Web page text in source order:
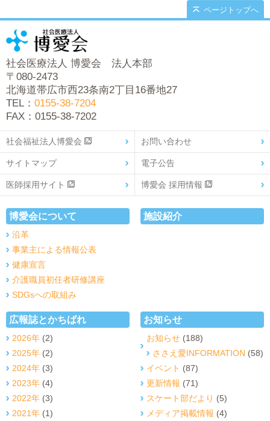
ページトップへ
社会医療法人 博愛会 法人本部
〒080-2473
北海道帯広市西23条南2丁目16番地27
TEL： 0155-38-7204
FAX：0155-38-7202
社会福祉法人博愛会 お問い合わせ
サイトマップ 電子公告
医師採用サイト 博愛会 採用情報
博愛会について
沿革
事業主による情報公表
健康宣言
介護職員初任者研修講座
SDGsへの取組み
施設紹介
広報誌とかちばれ
2026年 (2)
2025年 (2)
2024年 (3)
2023年 (4)
2022年 (3)
2021年 (1)
お知らせ
お知らせ(188)
ささえ愛INFORMATION (58)
イベント (87)
更新情報 (71)
スケート部だより (5)
メディア掲載情報 (4)